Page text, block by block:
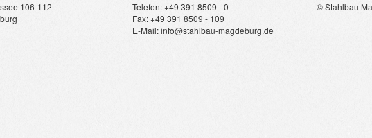
106-112
Telefon: +49 391 8509 - 0
Fax: +49 391 8509 - 109
E-Mail: info@stahlbau-magdeburg.de
© Stahlbau